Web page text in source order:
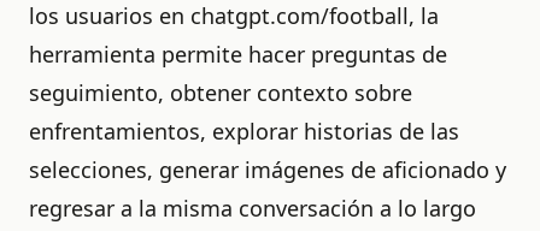
los usuarios en chatgpt.com/football, la
herramienta permite hacer preguntas de
seguimiento, obtener contexto sobre
enfrentamientos, explorar historias de las
selecciones, generar imágenes de aficionado y
regresar a la misma conversación a lo largo